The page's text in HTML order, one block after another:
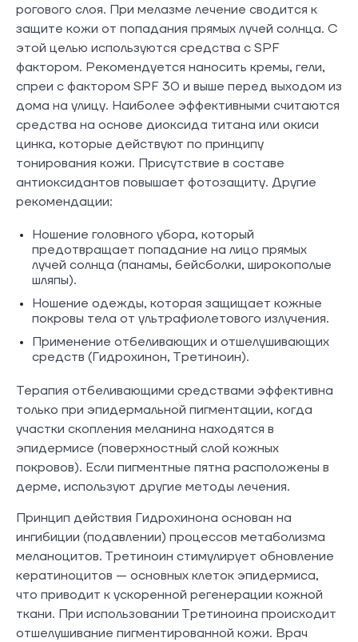
рогового слоя. При мелазме лечение сводится к
защите кожи от попадания прямых лучей солнца. С
этой целью используются средства с SPF
фактором. Рекомендуется наносить кремы, гели,
спреи с фактором SPF 30 и выше перед выходом из
дома на улицу. Наиболее эффективными считаются
средства на основе диоксида титана или окиси
цинка, которые действуют по принципу
тонирования кожи. Присутствие в составе
антиоксидантов повышает фотозащиту. Другие
рекомендации:
Ношение головного убора, который
предотвращает попадание на лицо прямых
лучей солнца (панамы, бейсболки, широкополые
шляпы).
Ношение одежды, которая защищает кожные
покровы тела от ультрафиолетового излучения.
Применение отбеливающих и отшелушивающих
средств (Гидрохинон, Третиноин).
Терапия отбеливающими средствами эффективна
только при эпидермальной пигментации, когда
участки скопления меланина находятся в
эпидермисе (поверхностный слой кожных
покровов). Если пигментные пятна расположены в
дерме, используют другие методы лечения.
Принцип действия Гидрохинона основан на
ингибиции (подавлении) процессов метаболизма
меланоцитов. Третиноин стимулирует обновление
кератиноцитов — основных клеток эпидермиса,
что приводит к ускоренной регенерации кожной
ткани. При использовании Третиноина происходит
отшелушивание пигментированной кожи. Врач